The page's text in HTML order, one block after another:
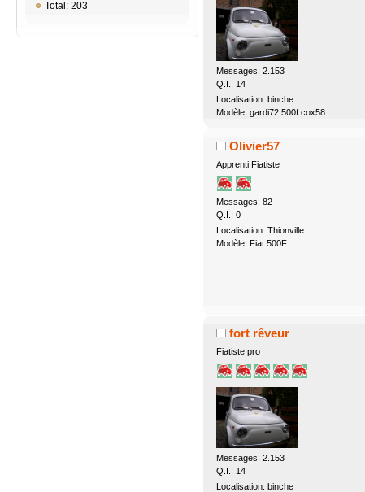
Total: 203
Messages: 2.153
Q.I.: 14
Localisation: binche
Modèle: gardi72 500f cox58
Olivier57
Apprenti Fiatiste
Messages: 82
Q.I.: 0
Localisation: Thionville
Modèle: Fiat 500F
fort rêveur
Fiatiste pro
Messages: 2.153
Q.I.: 14
Localisation: binche